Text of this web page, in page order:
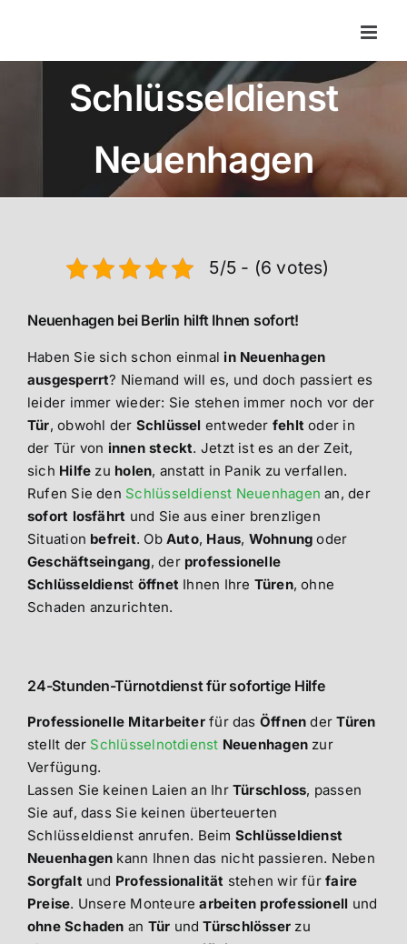
Schlüsseldienst
Neuenhagen
5/5 - (6 votes)
Neuenhagen bei Berlin hilft Ihnen sofort!
Haben Sie sich schon einmalin Neuenhagen
ausgesperrt? Niemand will es, und doch passiert es
leider immer wieder: Sie stehen immer noch vor der
Tür, obwohl der Schlüssel entweder fehlt oder in
der Tür von innen steckt. Jetzt ist es an der Zeit,
sich Hilfe zu holen, anstatt in Panik zu verfallen.
Rufen Sie den Schlüsseldienst Neuenhagen an, der
sofort losfährt und Sie aus einer brenzligen
Situation befreit. Ob Auto, Haus, Wohnung oder
Geschäftseingang, der professionelle
Schlüsseldienst öffnet Ihnen Ihre Türen, ohne
Schaden anzurichten.
24-Stunden-Türnotdienst für sofortige Hilfe
Professionelle Mitarbeiterfür das Öffnen derTüren
stellt der Schlüsselnotdienst Neuenhagen zur
Verfügung.
Lassen Sie keinen Laien an Ihr Türschloss, passen
Sie auf, dass Sie keinen überteuerten
Schlüsseldienst anrufen. Beim Schlüsseldienst
Neuenhagen kann Ihnen das nicht passieren. Neben
Sorgfaltund Professionalität stehen wir fürfaire
Preise. Unsere Monteure arbeiten professionell und
ohne Schaden an Tür undTürschlösser zu